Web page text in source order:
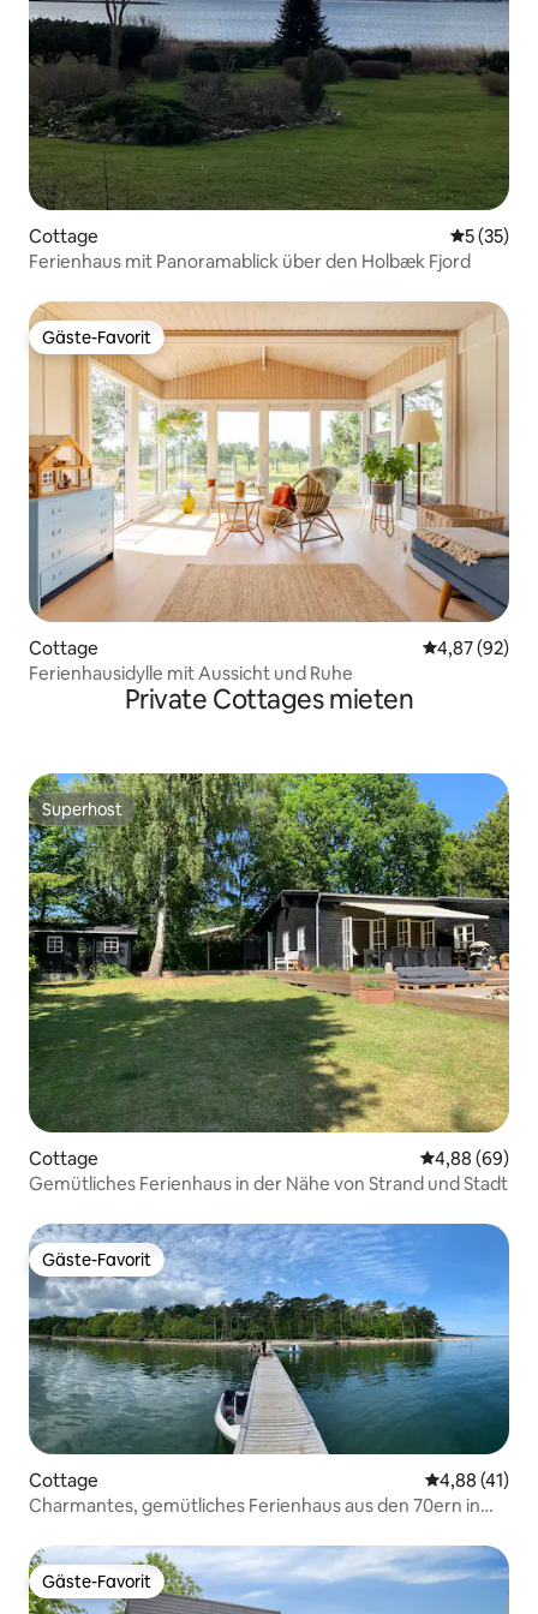
Cottage
5 (35)
Ferienhaus mit Panoramablick über den Holbæk Fjord
Gäste-Favorit
Gäste-Favorit
Cottage
4,87 (92)
Ferienhausidylle mit Aussicht und Ruhe
Private Cottages mieten
Superhost
Superhost
Cottage
4,88 (69)
Gemütliches Ferienhaus in der Nähe von Strand und Stadt
Gäste-Favorit
Gäste-Favorit
Cottage
4,88 (41)
Charmantes, gemütliches Ferienhaus aus den 70ern in
Gäste-Favorit
Gäste-Favorit